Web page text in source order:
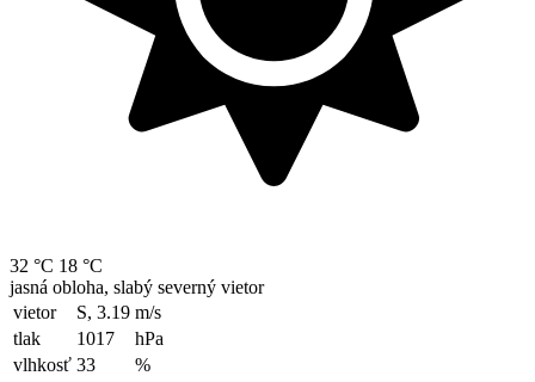
32 °C 18 °C
jasná obloha, slabý severný vietor
vietor
S, 3.19 m/s
tlak
1017
hPa
vlhkosť 33
%